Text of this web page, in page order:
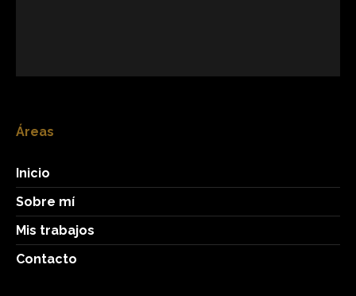
Áreas
Inicio
Sobre mí
Mis trabajos
Contacto